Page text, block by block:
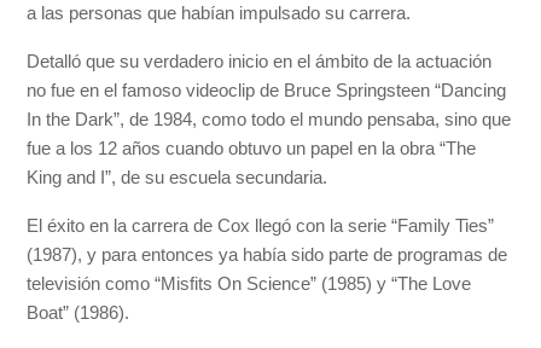
a las personas que habían impulsado su carrera.
Detalló que su verdadero inicio en el ámbito de la actuación
no fue en el famoso videoclip de Bruce Springsteen “Dancing
In the Dark”, de 1984, como todo el mundo pensaba, sino que
fue a los 12 años cuando obtuvo un papel en la obra “The
King and I”, de su escuela secundaria.
El éxito en la carrera de Cox llegó con la serie “Family Ties”
(1987), y para entonces ya había sido parte de programas de
televisión como “Misfits On Science” (1985) y “The Love
Boat” (1986).